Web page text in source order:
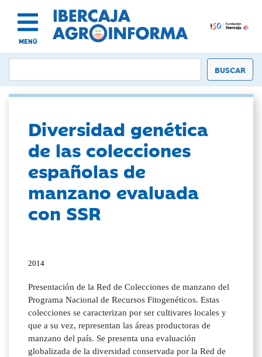
MENÚ
Diversidad genética
de las colecciones
españolas de
manzano evaluada
con SSR
2014
Presentación de la Red de Colecciones de manzano del
Programa Nacional de Recursos Fitogenéticos. Estas
colecciones se caracterizan por ser cultivares locales y
que a su vez, representan las áreas productoras de
manzano del país. Se presenta una evaluación
globalizada de la diversidad conservada por la Red de